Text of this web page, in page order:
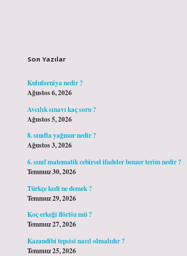
Son Yazılar
Kuluforniya nedir ?
Ağustos 6, 2026
Avcılık sınavı kaç soru ?
Ağustos 5, 2026
8. sınıfta yağmur nedir ?
Ağustos 3, 2026
6. sınıf matematik cebirsel ifadeler benzer terim nedir ?
Temmuz 30, 2026
Türkçe kedi ne demek ?
Temmuz 29, 2026
Koç erkeği flörtöz mü ?
Temmuz 27, 2026
Kazandibi tepsisi nasıl olmalıdır ?
Temmuz 25, 2026